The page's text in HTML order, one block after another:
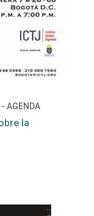
- AGENDA
la